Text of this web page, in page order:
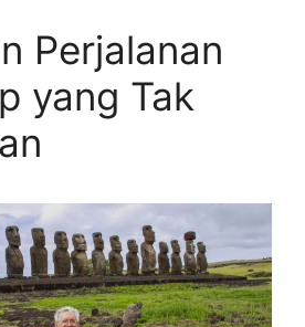
Perjalanan
yang Tak